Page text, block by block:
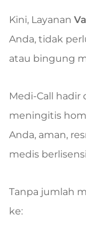
Kini, Layanan
Anda, tidak
atau bingung
Medi-Call hadir
meningitis
Anda, aman,
medis
Tanpa jumlah
ke: